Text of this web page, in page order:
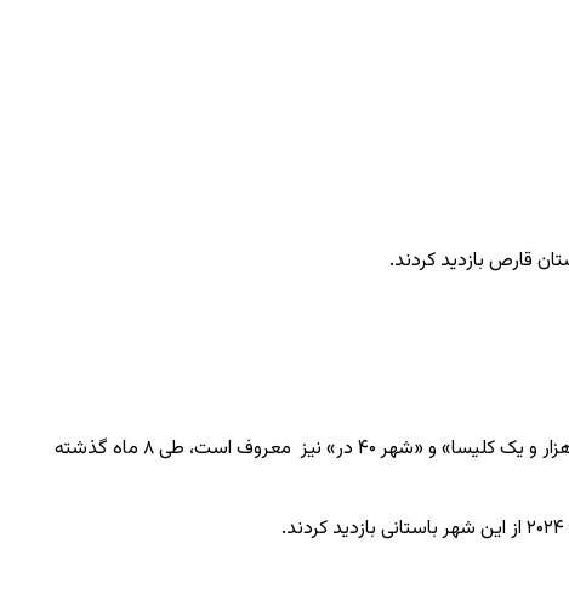
شهر باستانی آنی‌اورن‌یری (Ani Örenyeri) استان قارص (Kars) ترکیه که در فهرست میراث جهانی یونسکو قرار دارد و با اسامی «شهر جهانی»، «هزار و یک کلیسا» و «شهر ۴۰ در» نیز معروف است، طی ۸ ماه گذشته